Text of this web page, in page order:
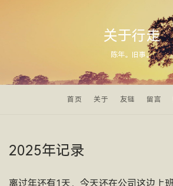
关于行走
陈年。旧事。
首页 关于 友链 留言
2025年记录
离过年还有1天，今天还在公司这边上